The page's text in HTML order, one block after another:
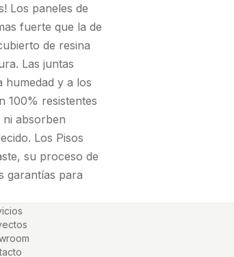
Los paneles de
fuerte que la de
de resina
Las juntas
humedad y a los
100% resistentes
absorben
Los Pisos
su proceso de
garantías para